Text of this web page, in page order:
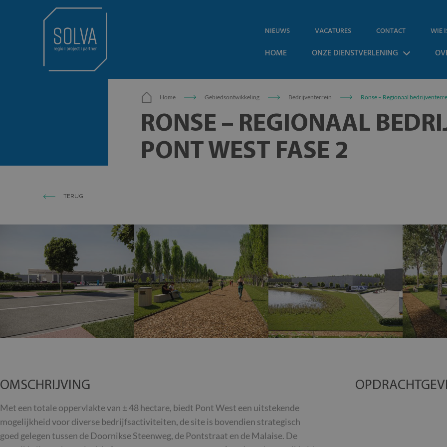
NIEUWS VACATURES CONTACT WIE
HOME ONZE DIENSTVERLENING
Home Gebiedsontwikkeling Bedrijventerrein Ronse – Regionaal
RONSE – REGIONAAL
PONT WEST FASE 2
TERUG
OMSCHRIJVING
Met een totale oppervlakte van ± 48 hectare, biedt Pont West een uitstekende
mogelijkheid voor diverse bedrijfsactiviteiten, de site is bovendien strategisch
goed gelegen tussen de Doornikse Steenweg, de Pontstraat en de Malaise. De